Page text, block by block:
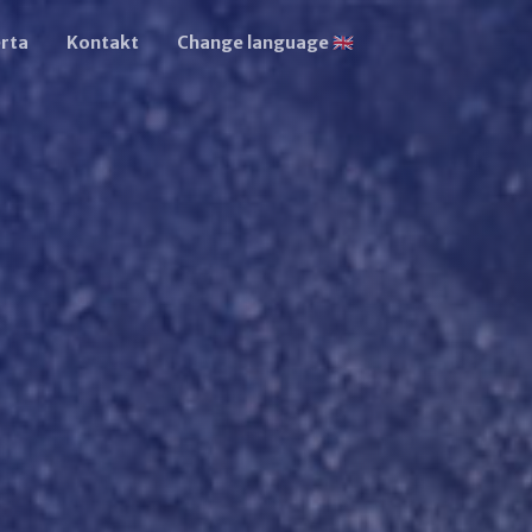
Kontakt Change language 🇬🇧